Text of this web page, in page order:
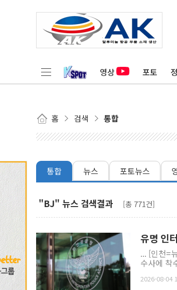
영상 포토
홈 검색 통합
통합 뉴스 포토뉴스
"BJ" 뉴스 검색결과 [총 771건]
유명 인
... [인천=
수사에 착
2026-08-04